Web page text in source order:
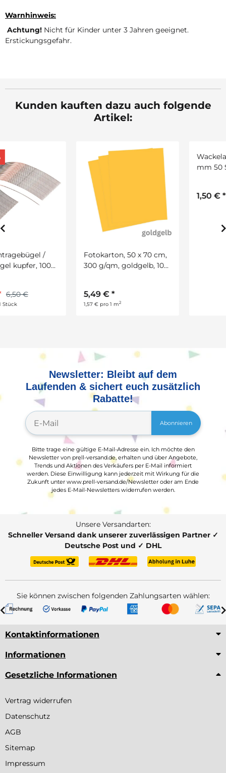
Warnhinweis:
Achtung! Nicht für Kinder unter 3 Jahren geeignet.
Erstickungsgefahr.
Kunden kauften dazu auch folgende
Artikel:
Fotokarton, 50 x 70 cm,
300 g/qm, goldgelb, 10
5,49 €
Wackelaugen rund D: 15
mm 50 Stück mit
Newsletter: Bleibt auf dem
Laufenden & sichert euch zusätzlich
Rabatte!
Abonnieren
Bitte trage eine gültige E-Mail-Adresse ein. Ich möchte den
Newsletter von prell-versand.de, erhalten und über Angebote,
Trends und Aktionen des Verkäufers per E-Mail informiert
werden. Diese Einwilligung kann jederzeit mit Wirkung für die
Zukunft unter www.prell-versand.de/Newsletter oder am Ende
jedes E-Mail-Newsletters widerrufen werden.
Unsere Versandarten:
Schneller Versand dank unserer zuverlässigen Partner ✓
Deutsche Post und ✓ DHL
Sie können zwischen folgenden Zahlungsarten wählen:
Kontaktinformationen
Informationen
Gesetzliche Informationen
Vertrag widerrufen
Datenschutz
AGB
Sitemap
Impressum